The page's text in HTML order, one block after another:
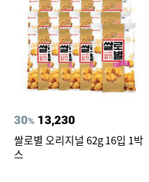
30% 13,230
쌀로별 오리지널 62g 16입 1박
스